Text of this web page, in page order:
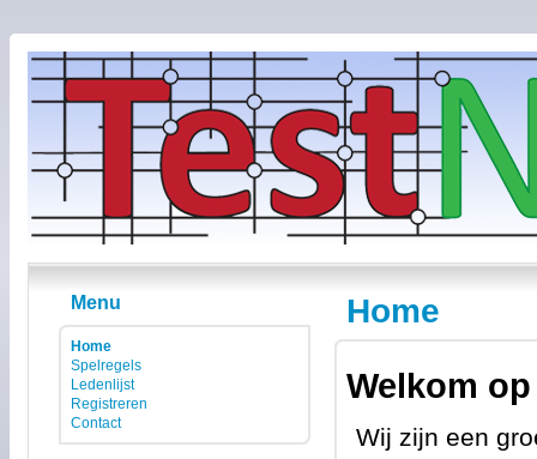
Menu
Home
Spelregels
Ledenlijst
Registreren
Contact
Home
Welkom
Wij zijn een